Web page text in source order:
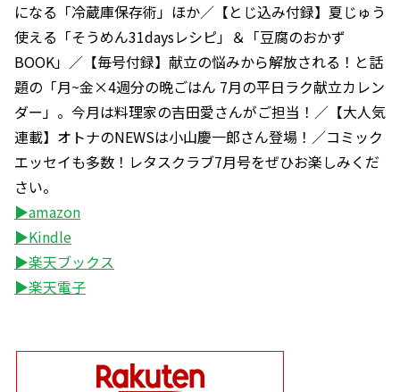
になる「冷蔵庫保存術」ほか／【とじ込み付録】夏じゅう
使える「そうめん31daysレシピ」＆「豆腐のおかず
BOOK」／【毎号付録】献立の悩みから解放される！と話
題の「月~金×4週分の晩ごはん 7月の平日ラク献立カレン
ダー」。今月は料理家の吉田愛さんがご担当！／【大人気
連載】オトナのNEWSは小山慶一郎さん登場！／コミック
エッセイも多数！レタスクラブ7月号をぜひお楽しみくだ
さい。
▶amazon
▶Kindle
▶楽天ブックス
▶楽天電子